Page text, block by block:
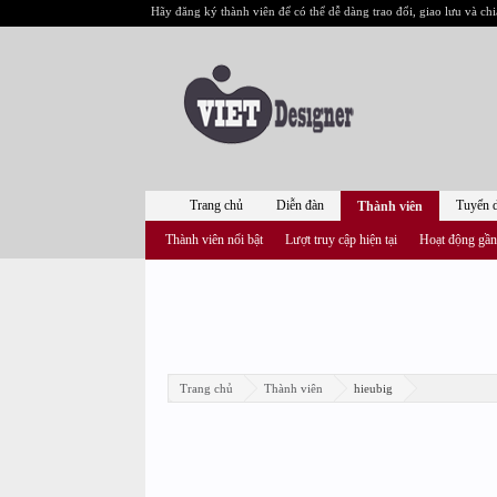
Hãy đăng ký thành viên để có thể dễ dàng trao đổi, giao lưu và
Trang chủ Thành viên hieubig
Trang chủ Diễn đàn Thành viên
Thành viên nổi bật Lượt truy cập hiện tại Hoạt động
Tuyển